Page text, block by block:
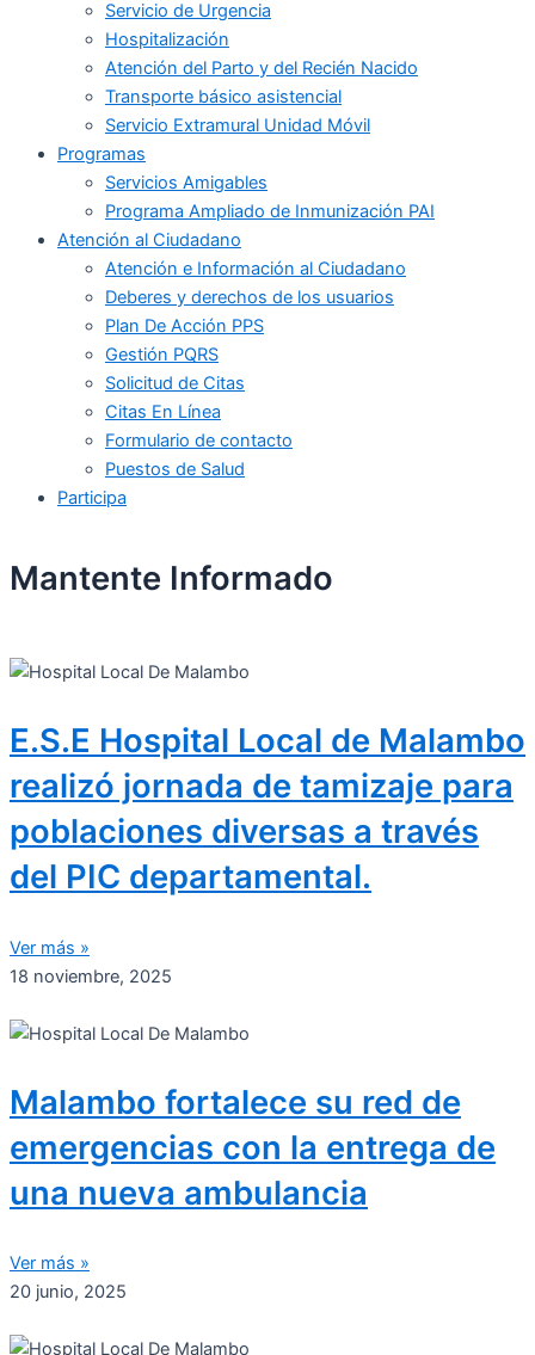
Servicio de Urgencia
Hospitalización
Atención del Parto y del Recién Nacido
Transporte básico asistencial
Servicio Extramural Unidad Móvil
Programas
Servicios Amigables
Programa Ampliado de Inmunización PAI
Atención al Ciudadano
Atención e Información al Ciudadano
Deberes y derechos de los usuarios
Plan De Acción PPS
Gestión PQRS
Solicitud de Citas
Citas En Línea
Formulario de contacto
Puestos de Salud
Participa
Mantente Informado
E.S.E Hospital Local de Malambo
realizó jornada de tamizaje para
poblaciones diversas a través
del PIC departamental.​
Ver más »
18 noviembre, 2025
Malambo fortalece su red de
emergencias con la entrega de
una nueva ambulancia
Ver más »
20 junio, 2025